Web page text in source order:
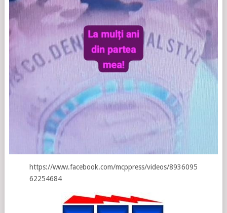
https://www.facebook.com/mcppress/videos/8936095
62254684